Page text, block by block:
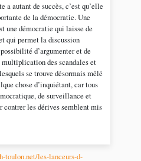
a autant de succès, c’est qu’elle
de la démocratie. Une
une démocratie qui laisse de
qui permet la discussion
d’argumenter et de
des scandales et
se trouve désormais mêlé
chose d’inquiétant, car tous
de surveillance et
contrer les dérives semblent mis
toulon.net/les-lanceurs-d-